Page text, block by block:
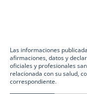
Las informaciones
afirmaciones, datos y
oficiales y profesionales
relacionada con su salud,
correspondiente.